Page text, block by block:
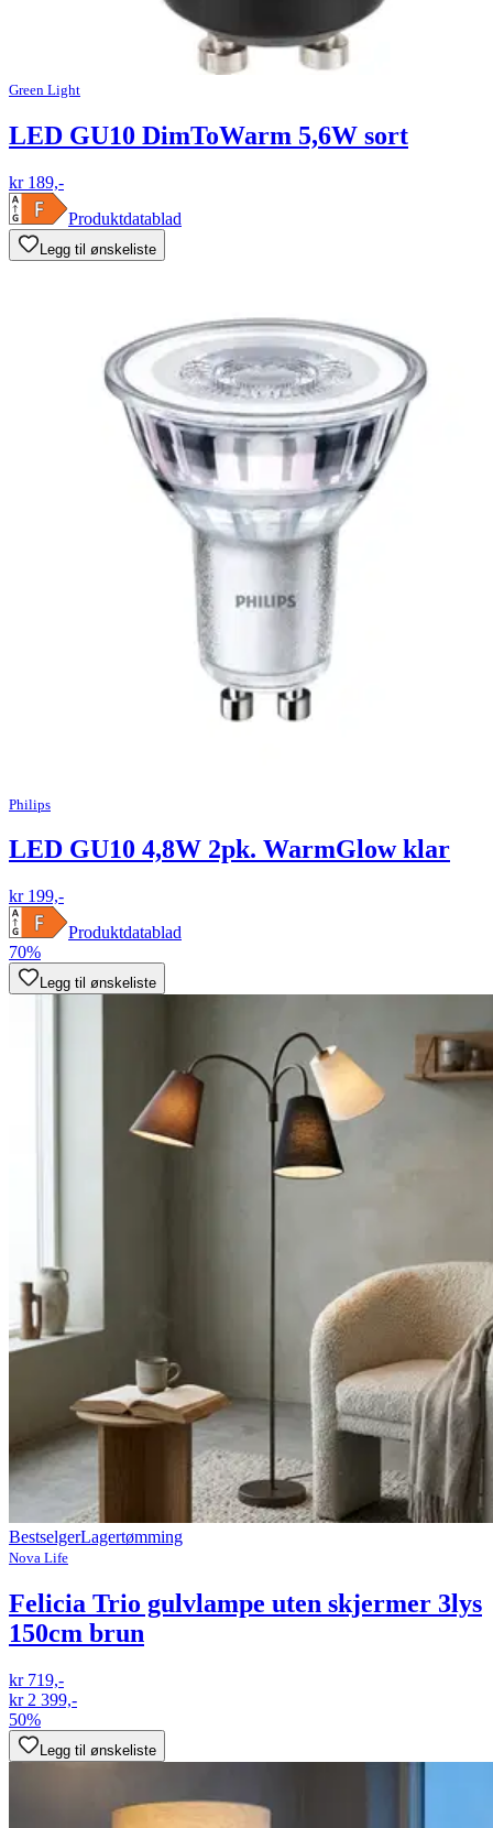
Green Light
LED GU10 DimToWarm 5,6W sort
kr 189,-
Produktdatablad
Legg til ønskeliste
Philips
LED GU10 4,8W 2pk. WarmGlow klar
kr 199,-
Produktdatablad
70%
Legg til ønskeliste
BestselgerLagertømming
Nova Life
Felicia Trio gulvlampe uten skjermer 3lys
150cm brun
kr 719,-
kr 2 399,-
50%
Legg til ønskeliste